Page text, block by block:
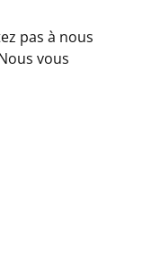
pas à nous
vous